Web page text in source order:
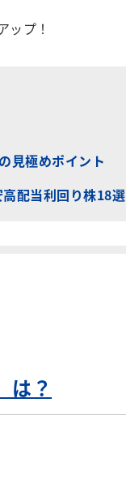
プ！
見極めポイント
配当利回り株18選
は？